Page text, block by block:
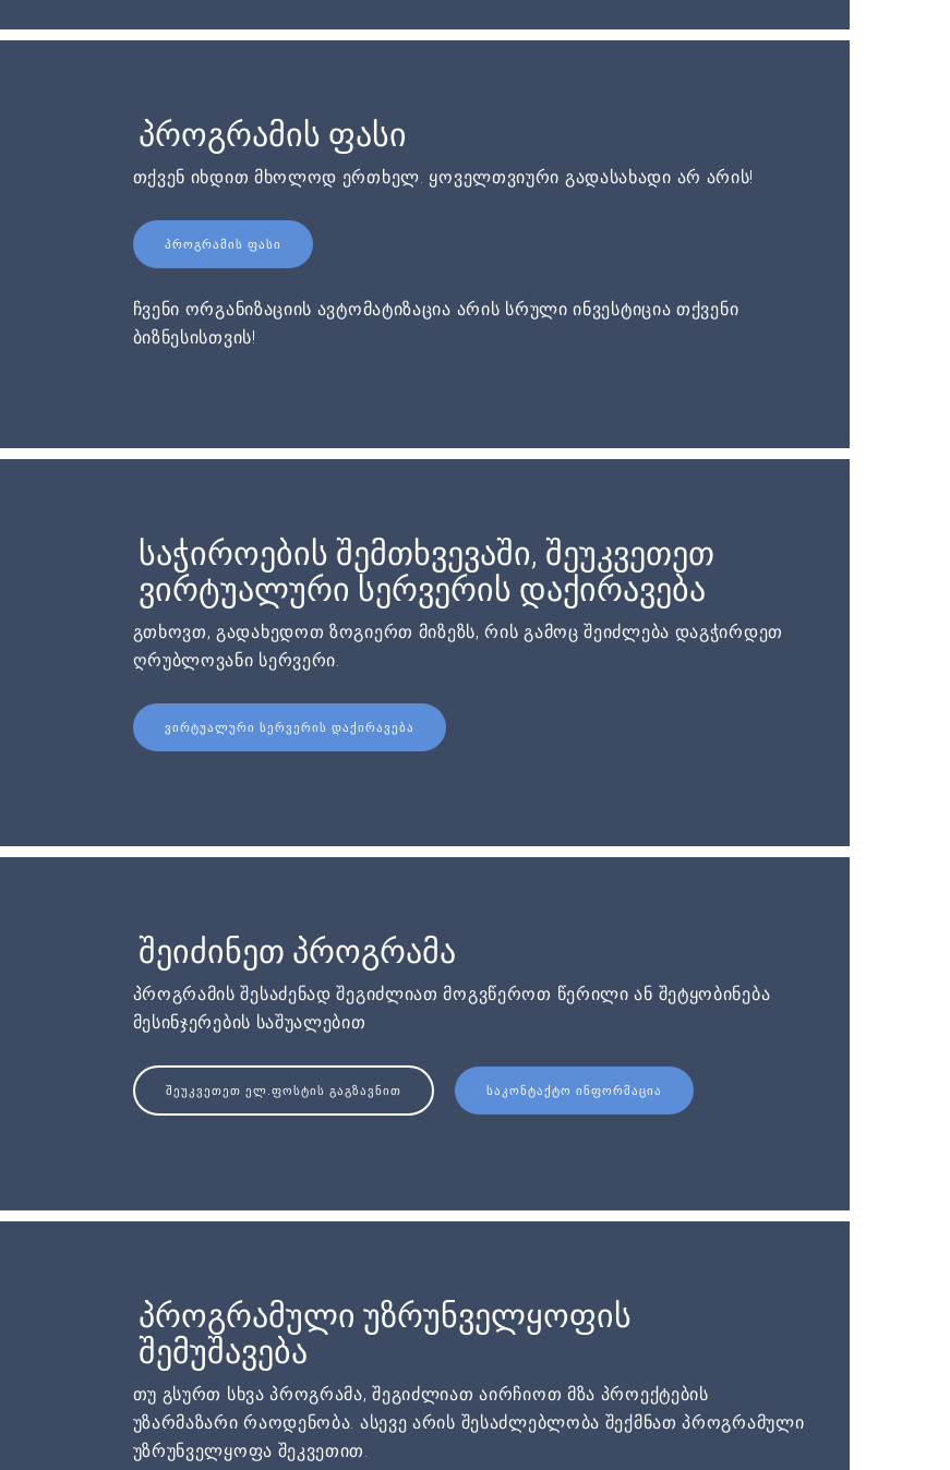
პროგრამის ფასი
თქვენ იხდით მხოლოდ ერთხელ. ყოველთვიური გადასახადი არ არის!
ᲞᲠᲝᲒᲠᲐᲛᲘᲡ ᲤᲐᲡᲘ
ჩვენი ორგანიზაციის ავტომატიზაცია არის სრული ინვესტიცია თქვენი
ბიზნესისთვის!
საჭიროების შემთხვევაში, შეუკვეთეთ
ვირტუალური სერვერის დაქირავება
გთხოვთ, გადახედოთ ზოგიერთ მიზეზს, რის გამოც შეიძლება დაგჭირდეთ
ღრუბლოვანი სერვერი.
ᲕᲘᲠᲢᲣᲐᲚᲣᲠᲘ ᲡᲔᲠᲕᲔᲠᲘᲡ ᲓᲐᲥᲘᲠᲐᲕᲔᲑᲐ
შეიძინეთ პროგრამა
პროგრამის შესაძენად შეგიძლიათ მოგვწეროთ წერილი ან შეტყობინება
მესინჯერების საშუალებით
ᲨᲔᲣᲙᲕᲔᲗᲔᲗ ᲔᲚ.ᲤᲝᲡᲢᲘᲡ ᲒᲐᲒᲖᲐᲕᲜᲘᲗ ᲡᲐᲙᲝᲜᲢᲐᲥᲢᲝ ᲘᲜᲤᲝᲠᲛᲐᲪᲘᲐ
პროგრამული უზრუნველყოფის
შემუშავება
თუ გსურთ სხვა პროგრამა, შეგიძლიათ აირჩიოთ მზა პროექტების
უზარმაზარი რაოდენობა. ასევე არის შესაძლებლობა შექმნათ პროგრამული
უზრუნველყოფა შეკვეთით.